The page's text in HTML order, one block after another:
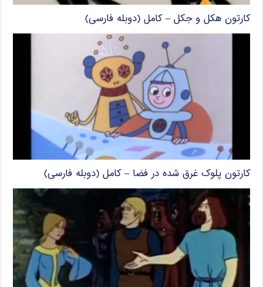
کارتون هکل و جکل – کامل (دوبله فارسی)
کارتون پلوک غرق شده در فضا – کامل (دوبله فارسی)